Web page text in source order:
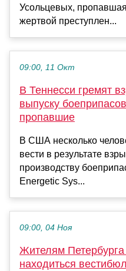
Усольцевых, пропавшая
жертвой преступлен...
09:00, 11 Окт
В Теннесси гремят
выпуску
пропавшие
В США несколько
вести в результате
производству
Energetic Sys...
09:00, 04 Ноя
Жителям Петербурга
находиться